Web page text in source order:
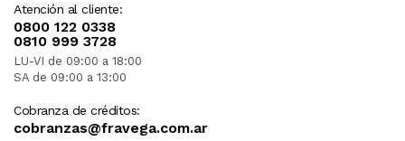
Atención al cliente:
0800 122 0338
0810 999 3728
LU-VI de 09:00 a 18:00
SA de 09:00 a 13:00
Cobranza de créditos:
cobranzas@fravega.com.ar